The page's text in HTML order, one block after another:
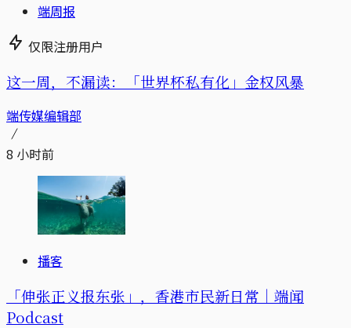
端周报
仅限注册用户
这一周，不漏读：「世界杯私有化」金权风暴
端传媒编辑部
8 小时前
播客
「伸张正义报东张」，香港市民新日常｜端闻
Podcast